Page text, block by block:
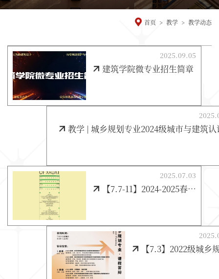
首页 > 教学 > 教学动态
2025.09.05
建筑学院微专业招生简章
教学 | 城乡规划专业2024级城市与建筑认识实
2025.07.03
【7.7-11】2024-2025春季学期建筑系答辩周
【7.3】2022级城乡规划专业 · 课程答